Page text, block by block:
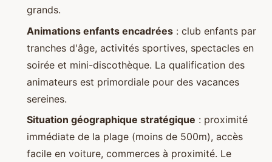
grands.
Animations enfants encadrées : club enfants par
tranches d'âge, activités sportives, spectacles en
soirée et mini-discothèque. La qualification des
animateurs est primordiale pour des vacances
sereines.
Situation géographique stratégique : proximité
immédiate de la plage (moins de 500m), accès
facile en voiture, commerces à proximité. Le